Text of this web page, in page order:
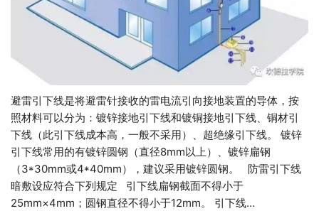
避雷引下线是将避雷针接收的雷电流引向接地装置的导体，按
照材料可以分为：镀锌接地引下线和镀铜接地引下线、铜材引
下线（此引下线成本高，一般不采用）、超绝缘引下线。 镀锌
引下线常用的有镀锌圆钢（直径8mm以上）、镀锌扁钢
（3*30mm或4*40mm），建议采用镀锌圆钢。 防雷引下线
暗敷设应符合下列规定 引下线扁钢截面不得小于
25mm×4mm；圆钢直径不得小于12mm。 引下线…